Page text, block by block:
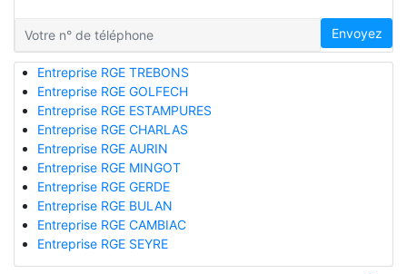
Envoyez
Entreprise RGE TREBONS
Entreprise RGE GOLFECH
Entreprise RGE ESTAMPURES
Entreprise RGE CHARLAS
Entreprise RGE AURIN
Entreprise RGE MINGOT
Entreprise RGE GERDE
Entreprise RGE BULAN
Entreprise RGE CAMBIAC
Entreprise RGE SEYRE